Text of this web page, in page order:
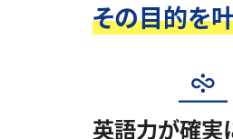
その目的を
英語力が確実